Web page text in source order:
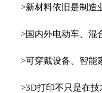
>新材料依旧是制造
>国内外电动车、混
>可穿戴设备、智能
>3D打印不只是在